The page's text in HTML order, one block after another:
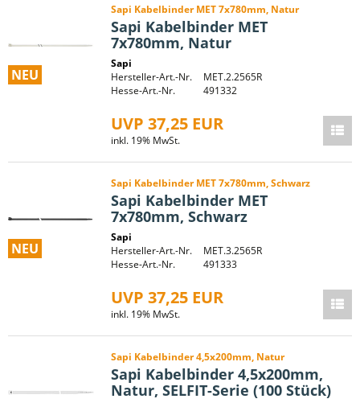
NEU
Sapi Kabelbinder MET 7x780mm, Natur
Sapi Kabelbinder MET
7x780mm, Natur
Sapi
Hersteller-Art.-Nr.
MET.2.2565R
Hesse-Art.-Nr.
491332
UVP 37,25 EUR
inkl. 19% MwSt.
NEU
Sapi Kabelbinder MET 7x780mm, Schwarz
Sapi Kabelbinder MET
7x780mm, Schwarz
Sapi
Hersteller-Art.-Nr.
MET.3.2565R
Hesse-Art.-Nr.
491333
UVP 37,25 EUR
inkl. 19% MwSt.
Sapi Kabelbinder 4,5x200mm, Natur
Sapi Kabelbinder 4,5x200mm,
Natur, SELFIT-Serie (100 Stück)